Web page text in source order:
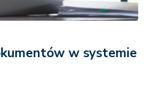
w systemie